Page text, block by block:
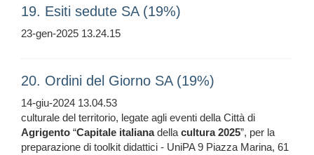
19. Esiti sedute SA (19%)
23-gen-2025 13.24.15
20. Ordini del Giorno SA (19%)
14-giu-2024 13.04.53
culturale del territorio, legate agli eventi della Città di
Agrigento “Capitale italianadellacultura 2025”, per la
preparazione di toolkit didattici - UniPA 9 Piazza Marina, 61